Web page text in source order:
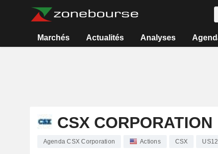
Marchés Actualités Analyses
CSX CORPORATION
Agenda CSX Corporation Actions CSX